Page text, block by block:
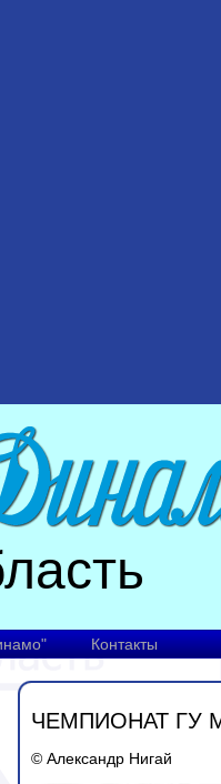
Контакты
ЧЕМПИОНАТ ГУ
© Александр Нигай